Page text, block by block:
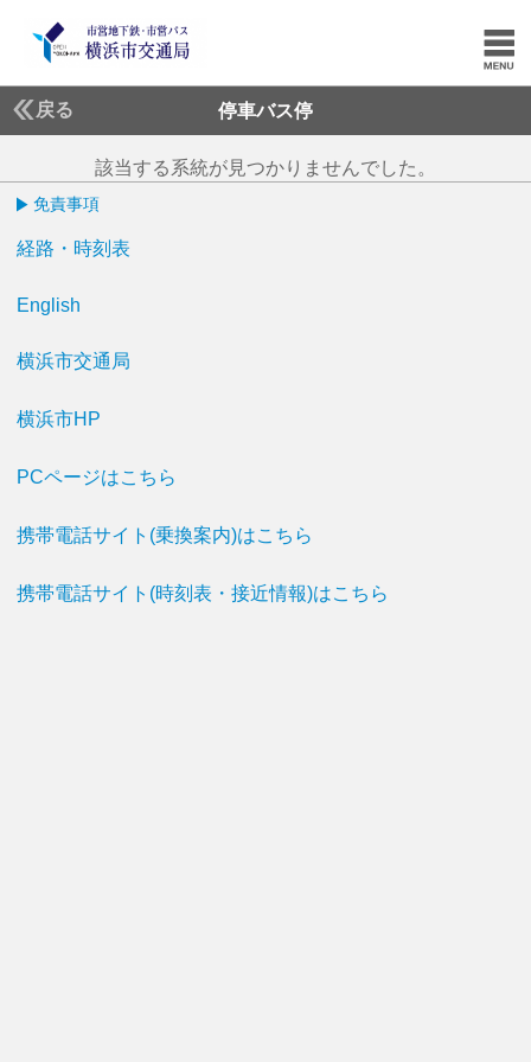
戻る 停車バス停
該当する系統が見つかりませんでした。
免責事項
経路・時刻表
English
横浜市交通局
横浜市HP
PCページはこちら
携帯電話サイト(乗換案内)はこちら
携帯電話サイト(時刻表・接近情報)はこちら